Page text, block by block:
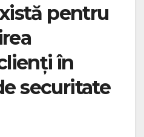
pentru
în
securitate